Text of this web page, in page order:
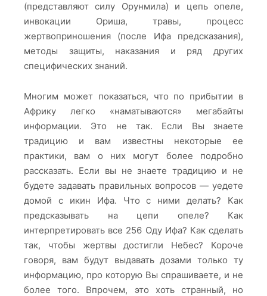
(представляют силу Орунмила) и цепь опеле,
инвокации Ориша, травы, процесс
жертвоприношения (после Ифа предсказания),
методы защиты, наказания и ряд других
специфических знаний.
Многим может показаться, что по прибытии в
Африку легко «наматываются» мегабайты
информации. Это не так. Если Вы знаете
традицию и вам известны некоторые ее
практики, вам о них могут более подробно
рассказать. Если вы не знаете традицию и не
будете задавать правильных вопросов — уедете
домой с икин Ифа. Что с ними делать? Как
предсказывать на цепи опеле? Как
интерпретировать все 256 Оду Ифа? Как сделать
так, чтобы жертвы достигли Небес? Короче
говоря, вам будут выдавать дозами только ту
информацию, про которую Вы спрашиваете, и не
более того. Впрочем, это хоть странный, но